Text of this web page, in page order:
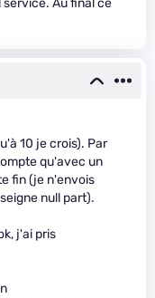
Au final ce
10 je crois). Par
qu'avec un
fin (je n'envois
null part).
j'ai pris